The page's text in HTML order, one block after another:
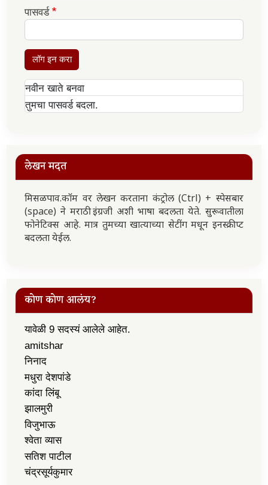
पासवर्ड
लॉग इन करा
नवीन खाते बनवा
तुमचा पासवर्ड बदला.
लेखन मदत
मिसळपाव.कॉम वर लेखन करताना कंट्रोल (Ctrl) + स्पेसबार
(space) ने मराठी इंग्रजी अशी भाषा बदलता येते. सुरूवातीला
फोनेटिक्स आहे. मात्र तुमच्या खात्याच्या सेटींग मधून इनस्क्रीप्ट
बदलता येईल.
कोण कोण आलंय?
यावेळी 9 सदस्यं आलेले आहेत.
amitshar
निनाद
मधुरा देशपांडे
कांदा लिंबू
झालमुरी
विजुभाऊ
श्वेता व्यास
सतिश पाटील
चंद्रसूर्यकुमार